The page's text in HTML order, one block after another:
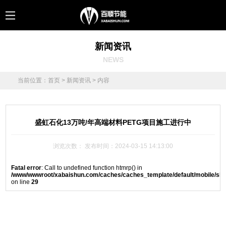
新闻资讯
NEWS
当前位置： 首页 > 新闻资讯 > 内容
盛虹石化13万吨/年高端材料PETG项目施工进行中
浏览次数： 发布时间：2024-03-15 14:13:00
Fatal error: Call to undefined function htmrp() in
/www/wwwroot/xabaishun.com/caches/caches_template/default/mobile/
on line29